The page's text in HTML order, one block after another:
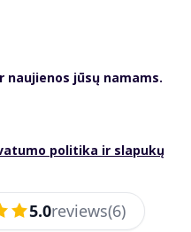
naujienos jūsų namams.
politika ir slapukų
5.0reviews(6)